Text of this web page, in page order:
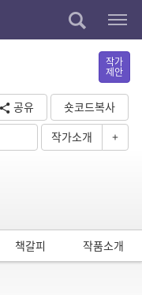
작가
제안
공유
숏코드복사
작가소개 +
책갈피 작품소개